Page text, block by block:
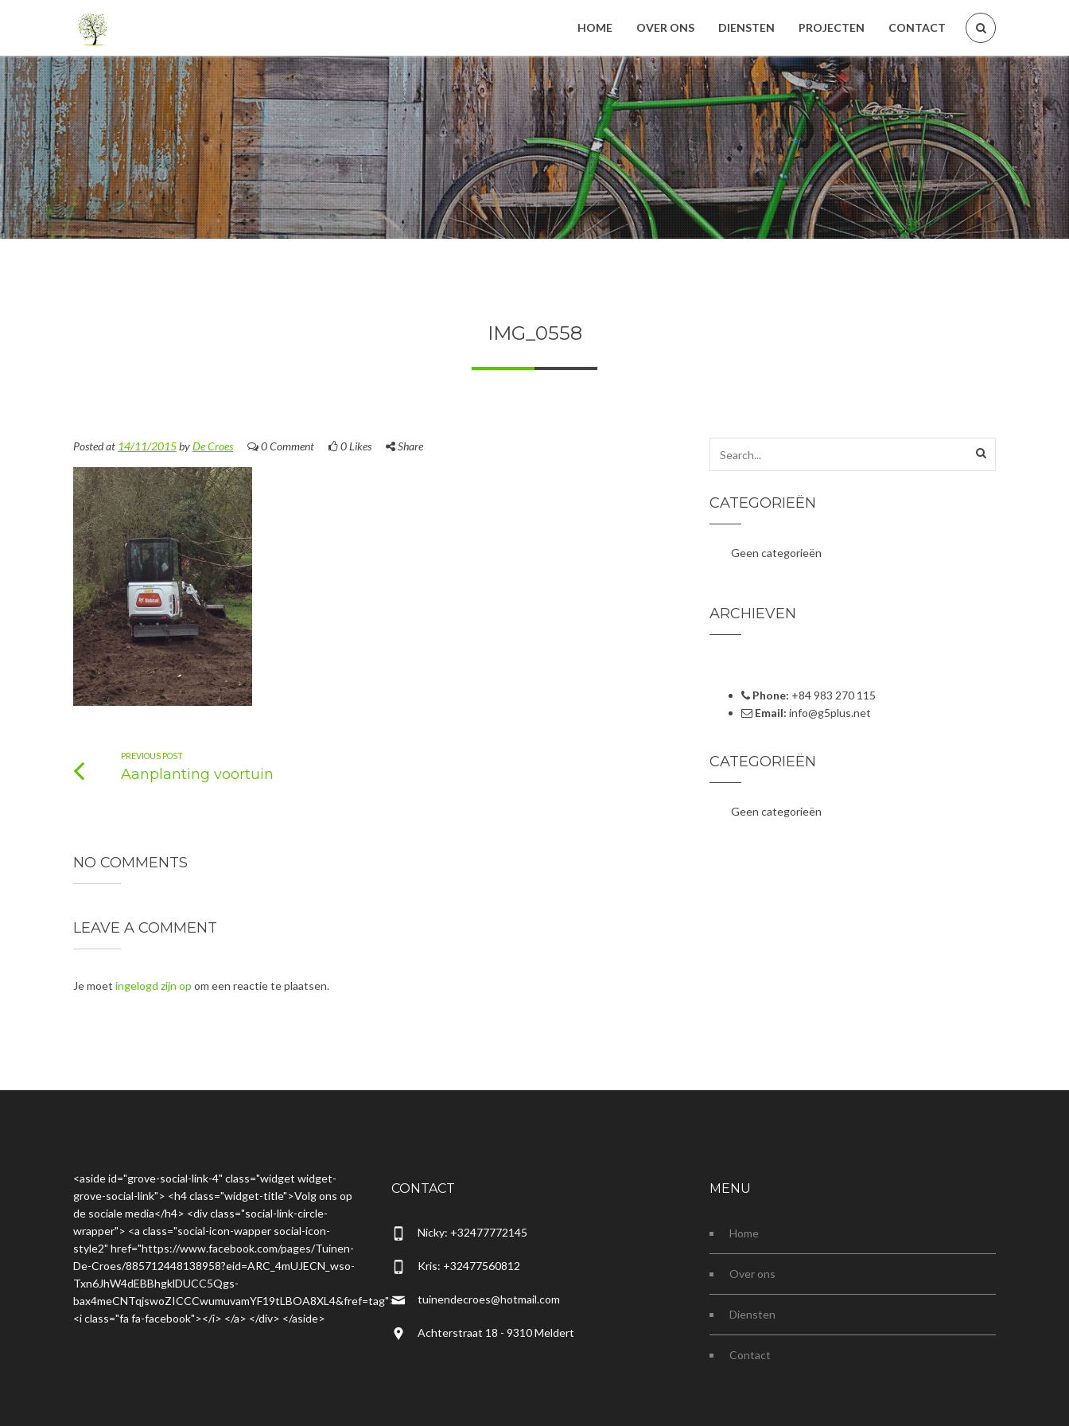
HOME OVER ONS DIENSTEN PROJECTEN CONTACT
IMG_0558
Posted at 14/11/2015byDe Croes 0 Comment 0Likes Share
PREVIOUS POST
Aanplanting voortuin
NO COMMENTS
LEAVE A COMMENT
Je moet ingelogd zijn op om een reactie te plaatsen.
CATEGORIEËN
Geen categorieën
ARCHIEVEN
Phone: +84 983 270 115
Email: info@g5plus.net
CATEGORIEËN
Geen categorieën
<aside id="grove-social-link-4" class="widget widget-
grove-social-link"> <h4 class="widget-title">Volg ons op
de sociale media</h4> <div class="social-link-circle-
wrapper"> <a class="social-icon-wapper social-icon-
style2" href="https://www.facebook.com/pages/Tuinen-
De-Croes/885712448138958?eid=ARC_4mUJECN_wso-
Txn6JhW4dEBBhgklDUCC5Qgs-
bax4meCNTqjswoZICCCwumuvamYF19tLBOA8XL4&fref=tag">
<i class="fa fa-facebook"></i> </a> </div> </aside>
CONTACT
Nicky: +32477772145
Kris: +32477560812
tuinendecroes@hotmail.com
Achterstraat 18 - 9310 Meldert
MENU
Home
Over ons
Diensten
Contact